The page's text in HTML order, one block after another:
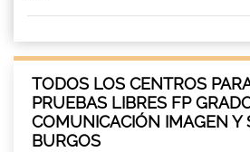
TODOS LOS CENTROS
PRUEBAS LIBRES FP
COMUNICACIÓN IMAGEN Y
BURGOS